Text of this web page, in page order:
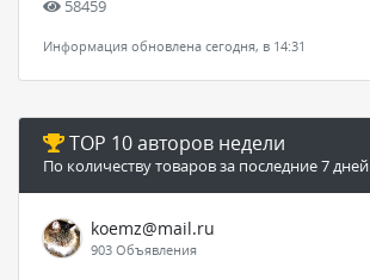
58459
Информация обновлена сегодня, в 14:31
TOP 10 авторов недели
По количеству товаров за последние 7 дней
koemz@mail.ru
903 Объявления